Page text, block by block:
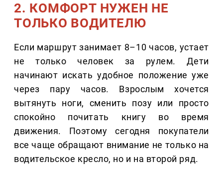
2. КОМФОРТ НУЖЕН НЕ
ТОЛЬКО ВОДИТЕЛЮ
Если маршрут занимает 8–10 часов, устает
не только человек за рулем. Дети
начинают искать удобное положение уже
через пару часов. Взрослым хочется
вытянуть ноги, сменить позу или просто
спокойно почитать книгу во время
движения. Поэтому сегодня покупатели
все чаще обращают внимание не только на
водительское кресло, но и на второй ряд.